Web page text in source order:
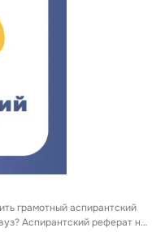
грамотный аспирантский
Аспирантский реферат на